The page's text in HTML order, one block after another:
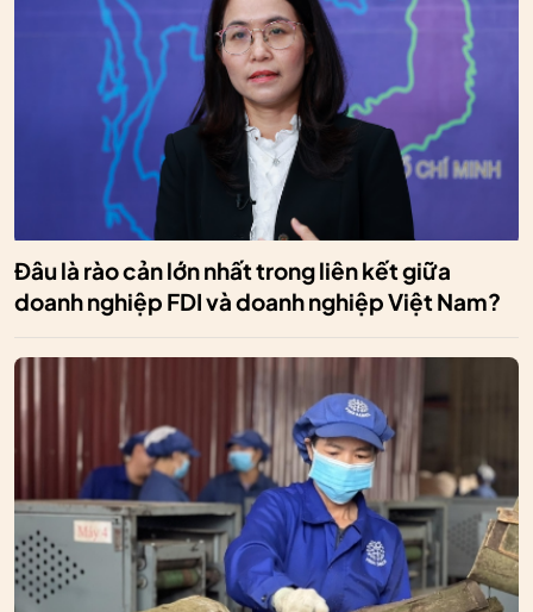
Đâu là rào cản lớn nhất trong liên kết giữa
doanh nghiệp FDI và doanh nghiệp Việt Nam?